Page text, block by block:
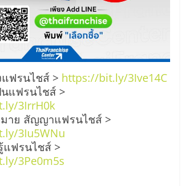
แฟรนไชส์ > https://bit.ly/3Ive14C
นแฟรนไชส์ >
3IrrH0k
มาย สัญญาแฟรนไชส์ >
3Iu5WNu
แฟรนไชส์ >
3Pe0m5s